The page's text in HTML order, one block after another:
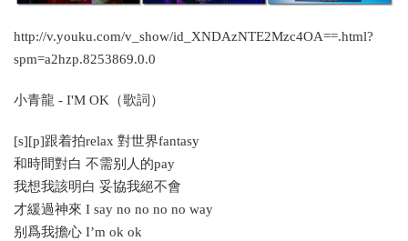
http://v.youku.com/v_show/id_XNDAzNTE2Mzc4OA==.html?
spm=a2hzp.8253869.0.0
小青龍 - I'M OK（歌詞）
[s][p]跟着拍relax 對世界fantasy
和時間對白 不需别人的pay
我想我該明白 妥協我絕不會
才緩過神來 I say no no no no way
别爲我擔心 I’m ok ok